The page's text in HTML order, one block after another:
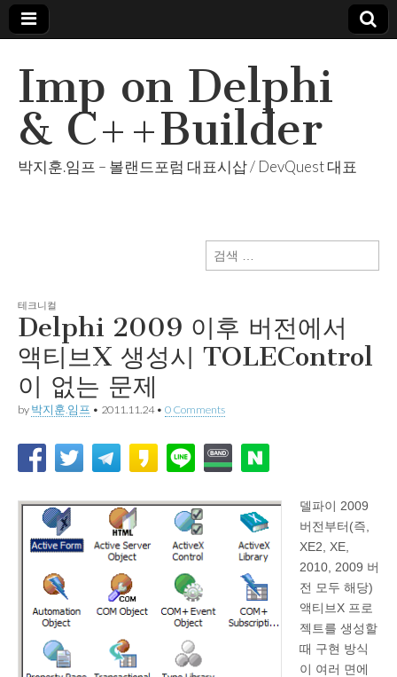
Imp on Delphi
& C++Builder
박지훈.임프 – 볼랜드포럼 대표시삽 / DevQuest 대표
검
색:
테크니컬
Delphi 2009 이후 버전에서
액티브X 생성시 TOLEControl
이 없는 문제
by 박지훈.임프 • 2011.11.24• 0 Comments
델파이 2009
버전부터(즉,
XE2, XE,
2010, 2009 버
전 모두 해당)
액티브X 프로
젝트를 생성할
때 구현 방식
이 여러 면에